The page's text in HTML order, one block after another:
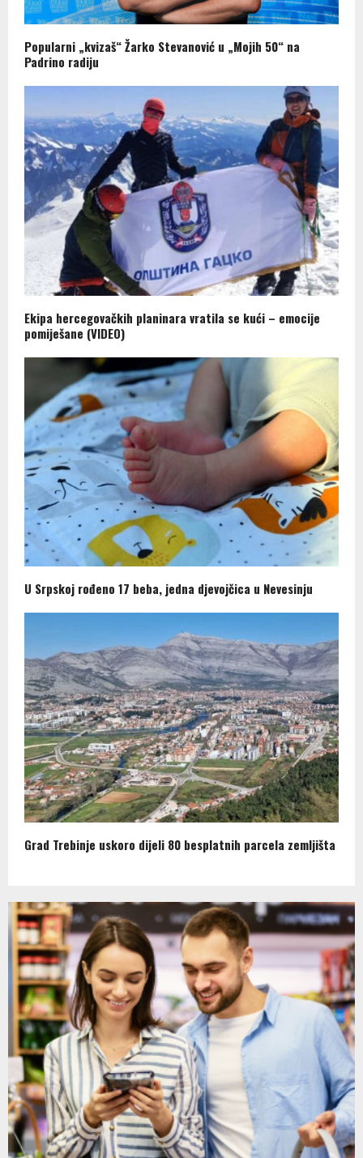
Popularni „kvizaš“ Žarko Stevanović u „Mojih 50“ na
Padrino radiju
Ekipa hercegovačkih planinara vratila se kući – emocije
pomiješane (VIDEO)
U Srpskoj rođeno 17 beba, jedna djevojčica u Nevesinju
Grad Trebinje uskoro dijeli 80 besplatnih parcela zemljišta